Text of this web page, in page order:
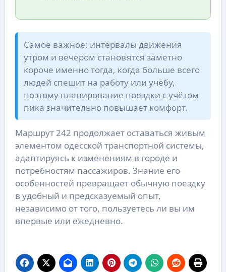
Самое важное: интервалы движения
утром и вечером становятся заметно
короче именно тогда, когда больше всего
людей спешит на работу или учёбу,
поэтому планирование поездки с учётом
пика значительно повышает комфорт.
Маршрут 242 продолжает оставаться живым
элементом одесской транспортной системы,
адаптируясь к изменениям в городе и
потребностям пассажиров. Знание его
особенностей превращает обычную поездку
в удобный и предсказуемый опыт,
независимо от того, пользуетесь ли вы им
впервые или ежедневно.